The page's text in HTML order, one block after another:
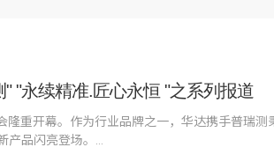
"永续精准.匠心永恒 "之系列报道
重开幕。作为行业品牌之一，华达携手普瑞测
产品闪亮登场。